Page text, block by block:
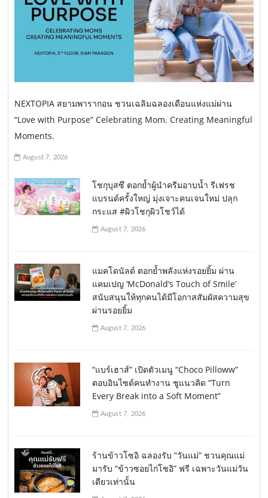
NEXTOPIA สยามพารากอน ชวนเฉลิมฉลองเดือนแห่งแม่ผ่าน
“Love with Purpose” Celebrating Mom. Creating Meaningful
Moments.
August 7, 2026
โชกุบุสซึ ตอกย้ำผู้นำครีมอาบน้ำ รีเฟรช
แบรนด์ครั้งใหญ่ มุ่งเจาะคนเจนใหม่ ปลุก
กระแส #ผิวโชกุผิวโชว์ได้
August 7, 2026
แมคโดนัลด์ ตอกย้ำพลังแห่งรอยยิ้ม ผ่าน
แคมเปญ ‘McDonald’s Touch of Smile’
สนับสนุนให้ทุกคนได้มีโอกาสสัมผัสความสุข
ผ่านรอยยิ้ม
August 7, 2026
“แบร์เฮาส์” เปิดตัวเมนู “Choco Pilloww”
ตอบอินไซด์คนทำงาน ชูแนวคิด “Turn
Every Break into a Soft Moment”
August 7, 2026
ร้านข้าวโซอิ ฉลองรับ “วันแม่” ชวนคุณแม่
มารับ “ข้าวซอยไก่โซอิ” ฟรี เฉพาะวันแม่วัน
เดียวเท่านั้น